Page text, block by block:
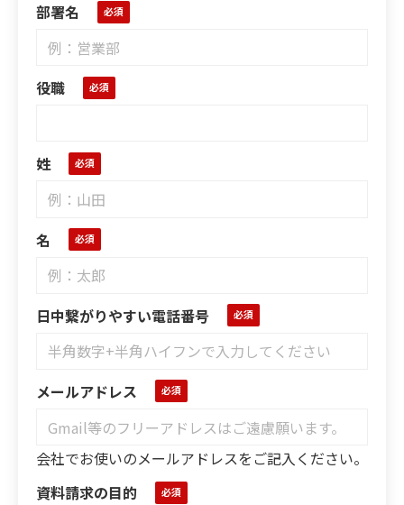
部署名
役職
姓
名
日中繋がりやすい電話番号
メールアドレス
会社でお使いのメールアドレスをご記入ください。
資料請求の目的